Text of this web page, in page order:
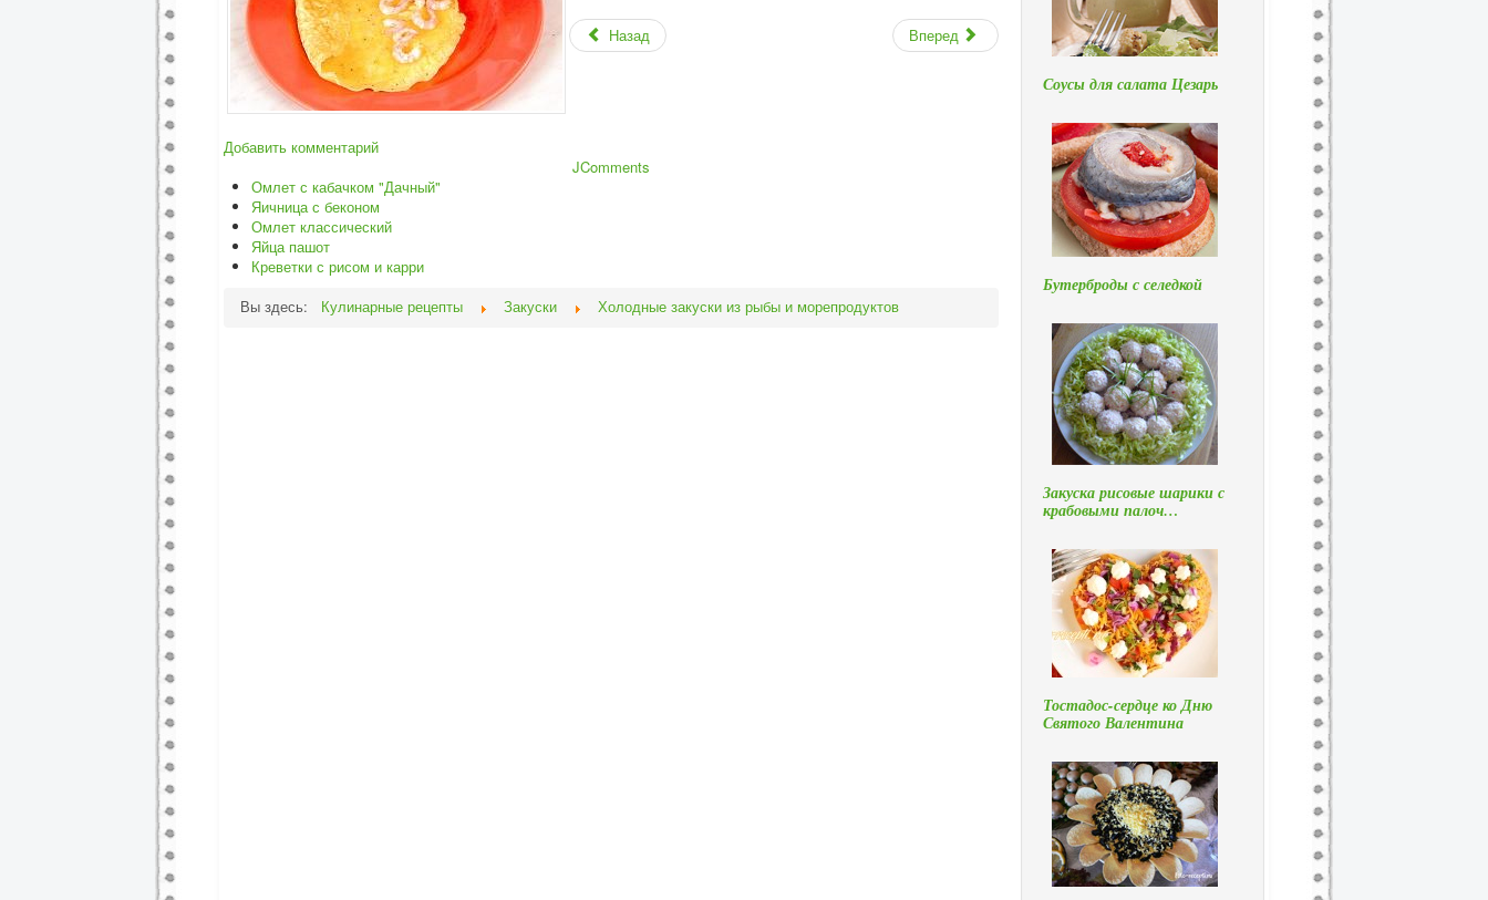
Назад Вперед
Добавить комментарий
JComments
Омлет с кабачком "Дачный"
Яичница с беконом
Омлет классический
Яйца пашот
Креветки с рисом и карри
Вы здесь:
Кулинарные рецепты Закуски Холодные закуски из рыбы и морепродуктов
Соусы для салата Цезарь
Бутерброды с селедкой
Закуска рисовые шарики с
крабовыми палоч…
Тостадос-сердце ко Дню
Святого Валентина